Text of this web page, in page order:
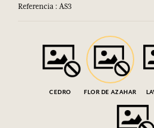
Referencia : AS3
CEDRO FLOR DE AZAHAR